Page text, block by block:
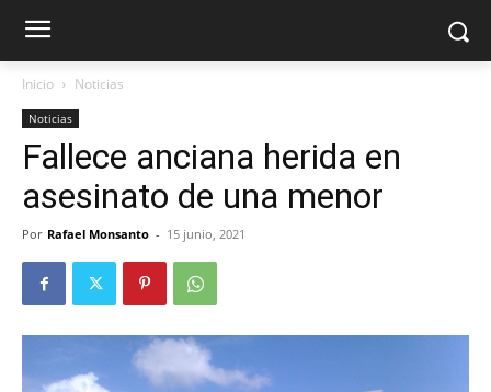
Inicio Noticias
Noticias
Fallece anciana herida en
asesinato de una menor
Por Rafael Monsanto - 15 junio, 2021